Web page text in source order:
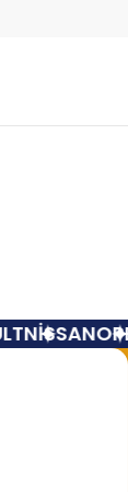
NİSSANOPEL